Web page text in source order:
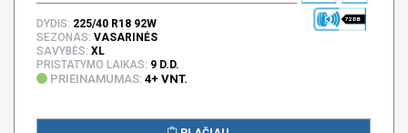
72 DB
DYDIS: 225/40 R18 92W
SEZONAS: VASARINĖS
SAVYBĖS: XL
PRISTATYMO LAIKAS: 9 D.D.
PRIEINAMUMAS: 4+ VNT.